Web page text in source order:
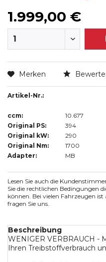
1.999,00 €
Merken
Artikel-Nr.:
ccm:
10.677
Original PS:
394
Original kW:
290
Original Nm:
1700
Adapter:
MB
Lesen Sie auch die
Sie die rechtlichen Bedingungen
können. Bei vielen Fahrzeugen
fragen Sie uns.
Beschreibung
WENIGER VERBRAUCH -
Ihren Treibstoffverbrauch